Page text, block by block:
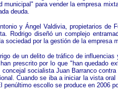
para vender la empresa
deuda.
y Ángel Valdivia, propietarios
Rodrigo diseñó un complejo
sociedad por la gestión de la
de un delito de tráfico de
prescrito por lo que "han quedado
socialista Juan Barranco
Cuando se iba a iniciar la vista
escollo se produce en 2006